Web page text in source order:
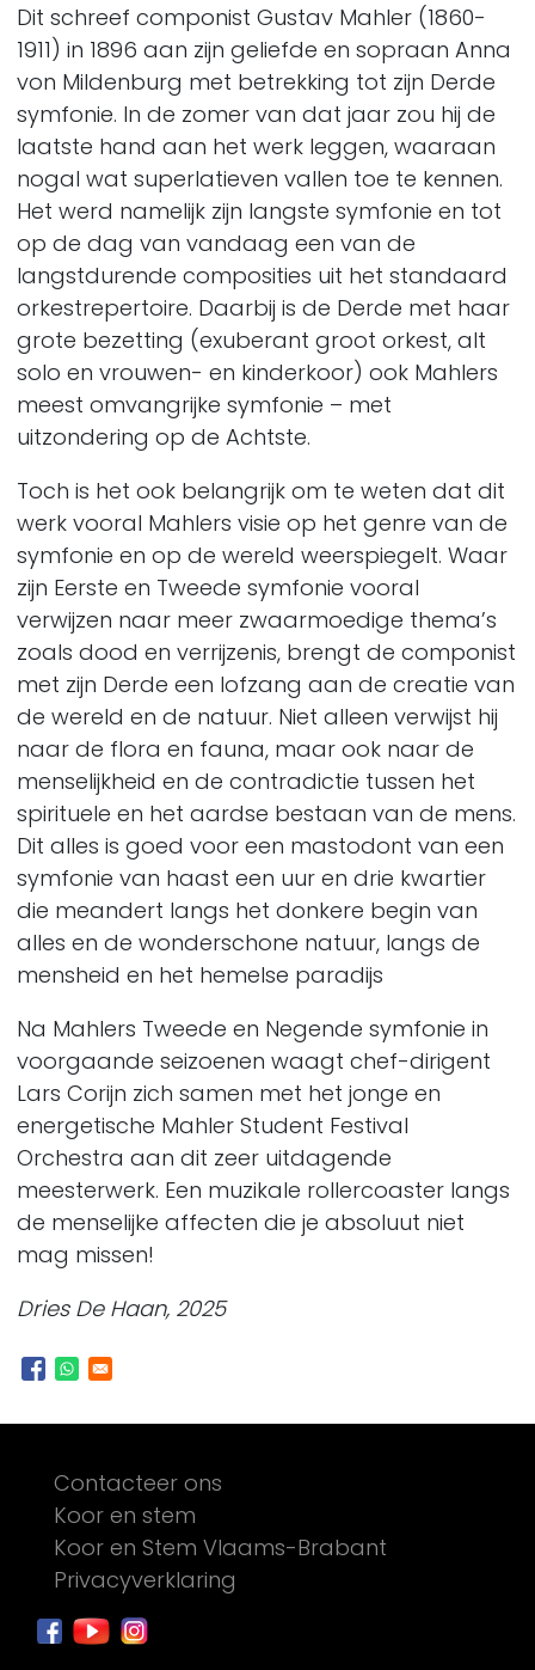
Dit schreef componist Gustav Mahler (1860-
1911) in 1896 aan zijn geliefde en sopraan Anna
von Mildenburg met betrekking tot zijn Derde
symfonie. In de zomer van dat jaar zou hij de
laatste hand aan het werk leggen, waaraan
nogal wat superlatieven vallen toe te kennen.
Het werd namelijk zijn langste symfonie en tot
op de dag van vandaag een van de
langstdurende composities uit het standaard
orkestrepertoire. Daarbij is de Derde met haar
grote bezetting (exuberant groot orkest, alt
solo en vrouwen- en kinderkoor) ook Mahlers
meest omvangrijke symfonie – met
uitzondering op de Achtste.
Toch is het ook belangrijk om te weten dat dit
werk vooral Mahlers visie op het genre van de
symfonie en op de wereld weerspiegelt. Waar
zijn Eerste en Tweede symfonie vooral
verwijzen naar meer zwaarmoedige thema’s
zoals dood en verrijzenis, brengt de componist
met zijn Derde een lofzang aan de creatie van
de wereld en de natuur. Niet alleen verwijst hij
naar de flora en fauna, maar ook naar de
menselijkheid en de contradictie tussen het
spirituele en het aardse bestaan van de mens.
Dit alles is goed voor een mastodont van een
symfonie van haast een uur en drie kwartier
die meandert langs het donkere begin van
alles en de wonderschone natuur, langs de
mensheid en het hemelse paradijs
Na Mahlers Tweede en Negende symfonie in
voorgaande seizoenen waagt chef-dirigent
Lars Corijn zich samen met het jonge en
energetische Mahler Student Festival
Orchestra aan dit zeer uitdagende
meesterwerk. Een muzikale rollercoaster langs
de menselijke affecten die je absoluut niet
mag missen!
Dries De Haan, 2025
Footer
Contacteer ons
Koor en stem
Koor en Stem Vlaams-Brabant
Privacyverklaring